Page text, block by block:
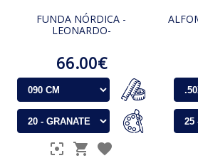
FUNDA NÓRDICA -
LEONARDO-
66.00€